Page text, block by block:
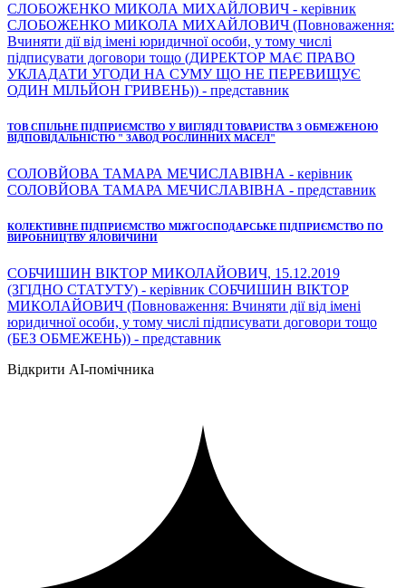
СЛОБОЖЕНКО МИКОЛА МИХАЙЛОВИЧ - керівник
СЛОБОЖЕНКО МИКОЛА МИХАЙЛОВИЧ (Повноваження:
Вчиняти дії від імені юридичної особи, у тому числі
підписувати договори тощо (ДИРЕКТОР МАЄ ПРАВО
УКЛАДАТИ УГОДИ НА СУМУ ЩО НЕ ПЕРЕВИЩУЄ
ОДИН МІЛЬЙОН ГРИВЕНЬ)) - представник
ТОВ СПІЛЬНЕ ПІДПРИЄМСТВО У ВИГЛЯДІ ТОВАРИСТВА З ОБМЕЖЕНОЮ
ВІДПОВІДАЛЬНІСТЮ " ЗАВОД РОСЛИННИХ МАСЕЛ"
СОЛОВЙОВА ТАМАРА МЕЧИСЛАВІВНА - керівник
СОЛОВЙОВА ТАМАРА МЕЧИСЛАВІВНА - представник
КОЛЕКТИВНЕ ПІДПРИЄМСТВО МІЖГОСПОДАРСЬКЕ ПІДПРИЄМСТВО ПО
ВИРОБНИЦТВУ ЯЛОВИЧИНИ
СОБЧИШИН ВІКТОР МИКОЛАЙОВИЧ, 15.12.2019
(ЗГІДНО СТАТУТУ) - керівник СОБЧИШИН ВІКТОР
МИКОЛАЙОВИЧ (Повноваження: Вчиняти дії від імені
юридичної особи, у тому числі підписувати договори тощо
(БЕЗ ОБМЕЖЕНЬ)) - представник
Відкрити AI-помічника